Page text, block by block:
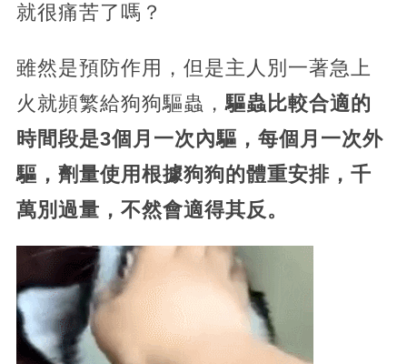
就很痛苦了嗎？
雖然是預防作用，但是主人別一著急上
火就頻繁給狗狗驅蟲，驅蟲比較合適的
時間段是3個月一次內驅，每個月一次外
驅，劑量使用根據狗狗的體重安排，千
萬別過量，不然會適得其反。